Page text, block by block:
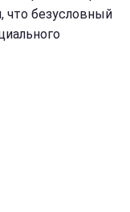
что безусловный